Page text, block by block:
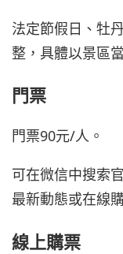
法定節假日、牡
整，具體以景區
門票
門票90元/人。
可在微信中搜索
最新動態或在線
線上購票